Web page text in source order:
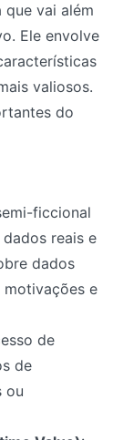
vai além
Ele envolve
valiosos.
do
ficcional
reais e
dados
e
de
de
ou